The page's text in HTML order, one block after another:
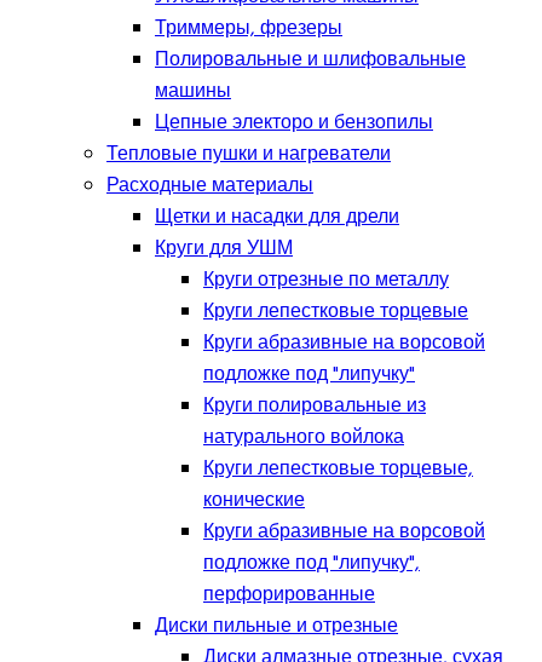
Триммеры, фрезеры
Полировальные и шлифовальные
машины
Цепные электоро и бензопилы
Тепловые пушки и нагреватели
Расходные материалы
Щетки и насадки для дрели
Круги для УШМ
Круги отрезные по металлу
Круги лепестковые торцевые
Круги абразивные на ворсовой
подложке под "липучку"
Круги полировальные из
натурального войлока
Круги лепестковые торцевые,
конические
Круги абразивные на ворсовой
подложке под "липучку",
перфорированные
Диски пильные и отрезные